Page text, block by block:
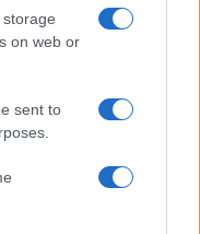
on web or
sent to
το χρηματικό
στον 1ο,
2ου κ.ο.κ.
επίσης μέσω
λογαριασμό του στο